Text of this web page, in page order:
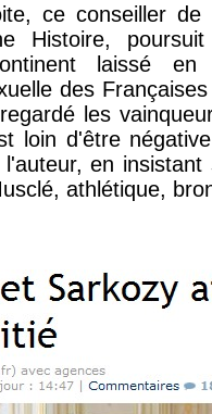
ce conseiller de
Histoire, poursuit
laissé
des
les
loin d'être
en
athlétique,